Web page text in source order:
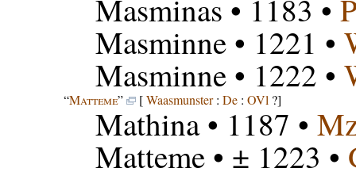
Masminas • 1183 •
Masminne• 1221 •
Masminne• 1222 •
“Matteme” [Waasmunster: De: OVl ?]
Mathina• 1187 •
Matteme• ± 1223 •